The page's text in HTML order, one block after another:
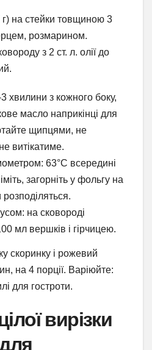
г) на стейки товщиною 3
розмарином.
з 2 ст. л. олії до
хвилини з кожного боку,
масло наприкінці для
щипцями, не
витікатиме.
63°C всередині
загорніть у фольгу на
на сковороді
мл вершків і гірчицею.
скоринку і рожевий
на 4 порції. Варіюйте:
для гостроти.
вирізки